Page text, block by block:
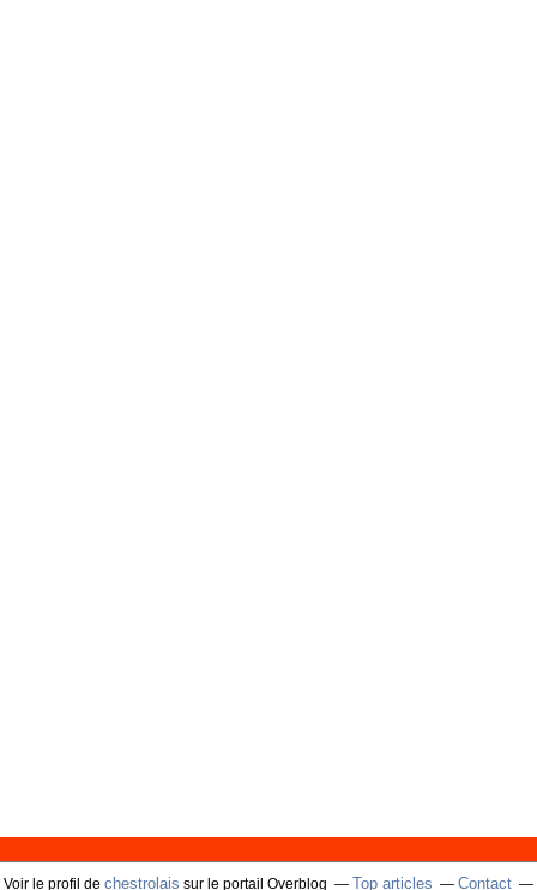
Voir le profil de chestrolais sur le portail Overblog Top articles Contact